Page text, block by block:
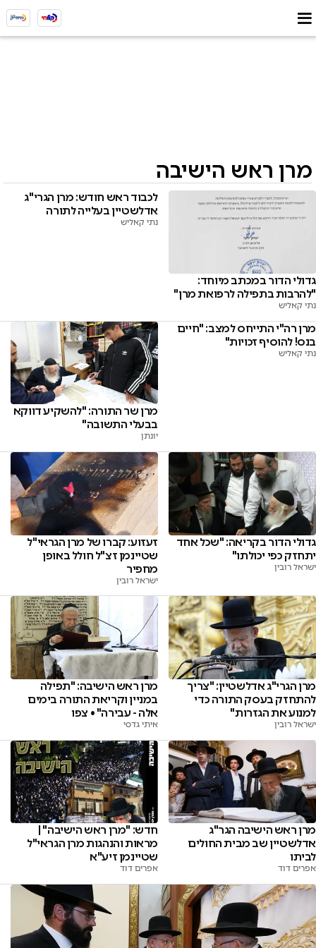
מרן ראש הישיבה
גדולי הדור במכתב מיוחד:
"להרבות בתפילה לרפואת מרן"
נתי קאליש
לכבוד ראש חודש: מרן הגרי"ג
אדלשטיין בעלייה לתורה
נתי קאליש
מרן רה"י התייחס למצב: "חיים
בנס! להוסיף זכויות"
נתי קאליש
מרן שר התורה: "להשקיע דווקא
בבעלי התשובה"
יונתן
גדולי הדור בקריאה: "שכל אחד
יתחזק כפי יכולתו"
ישראל רובין
זעזוע: קברו של מרן הגראי"ל
שטיינמן זצ"ל חולל באופן
מחפיר
ישראל רובין
מרן הגרי"ג אדלשטיין: "צריך
להתחזק בעסק התורה כדי
למנוע את הגזרות"
ישראל רובין
מרן ראש הישיבה: "תפילה
במניין וקריאת התורה בימים
אלה - עבירה" • צפו
איתי גדסי
מרן ראש הישיבה הגר"ג
אדלשטיין שב מבית החולים
לביתו
אפרים דוד
חדש: "מרן ראש הישיבה" |
מראות והנהגות מרן הגראי"ל
שטיינמן זיע"א
אפרים דוד